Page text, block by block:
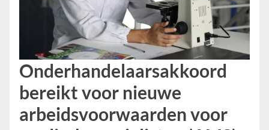
Onderhandelaarsakkoord
bereikt voor nieuwe
arbeidsvoorwaarden voor